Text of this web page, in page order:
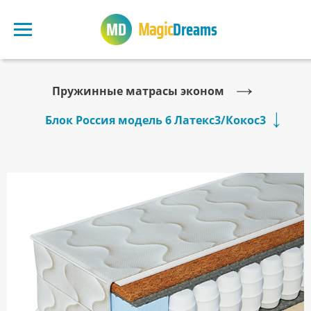
MagicDreams
Пружинные матрасы эконом
Блок Россия модель 6 Латекс3/Кокос3